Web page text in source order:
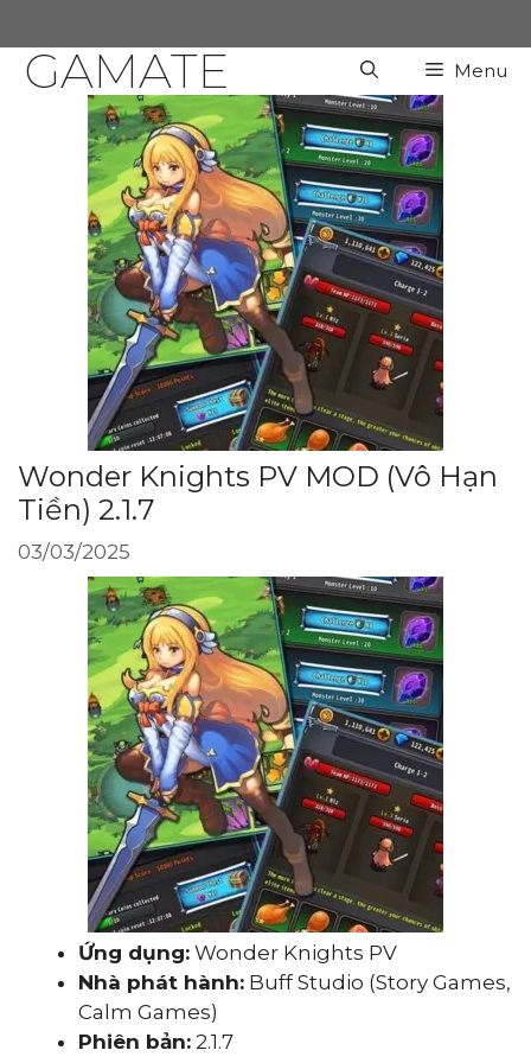
đến
nộiGAMATE Menu
Wonder Knights PV MOD (Vô Hạn
Tiền) 2.1.7
03/03/2025
Ứng dụng: Wonder Knights PV
Nhà phát hành: Buff Studio (Story Games,
Calm Games)
Phiên bản: 2.1.7